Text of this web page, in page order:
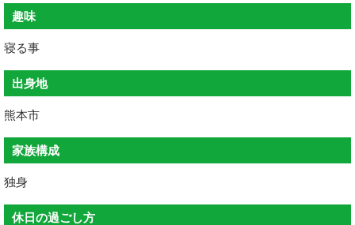
趣味
寝る事
出身地
熊本市
家族構成
独身
休日の過ごし方